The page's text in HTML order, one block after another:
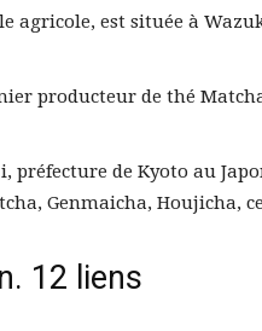
agricole, est située à
producteur de thé
de Kyoto au
Genmaicha, Houjicha,
12 liens